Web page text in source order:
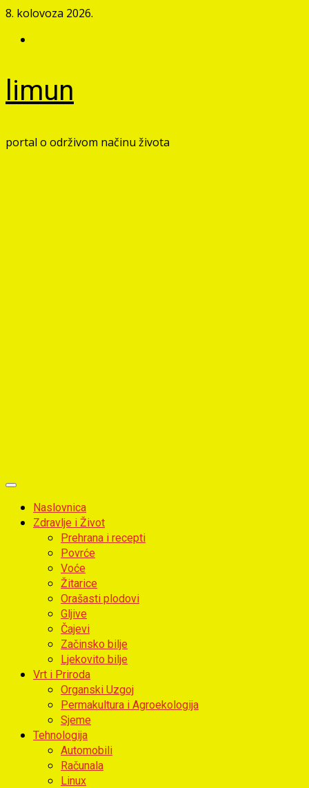
Skip
content
8. kolovoza 2026.
limun
portal o održivom načinu života
Primary
MenuNaslovnica
Zdravlje i Život
Prehrana i recepti
Povrće
Voće
Žitarice
Orašasti plodovi
Gljive
Čajevi
Začinsko bilje
Ljekovito bilje
Vrt i Priroda
Organski Uzgoj
Permakultura i Agroekologija
Sjeme
Tehnologija
Automobili
Računala
Linux